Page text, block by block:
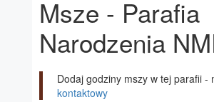
Msze - Parafia
Narodzenia
Dodaj godziny mszy w tej parafii -
kontaktowy